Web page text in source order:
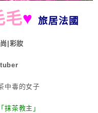
毛♥旅居法國
|彩妝
中毒的女子
茶教主」